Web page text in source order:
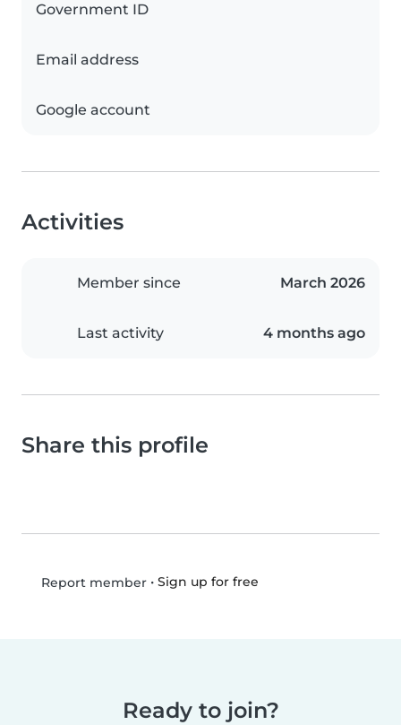
Government ID
Email address
Google account
Activities
Member since March 2026
Last activity 4 months ago
Share this profile
Report member• Sign up for free
Ready to join?